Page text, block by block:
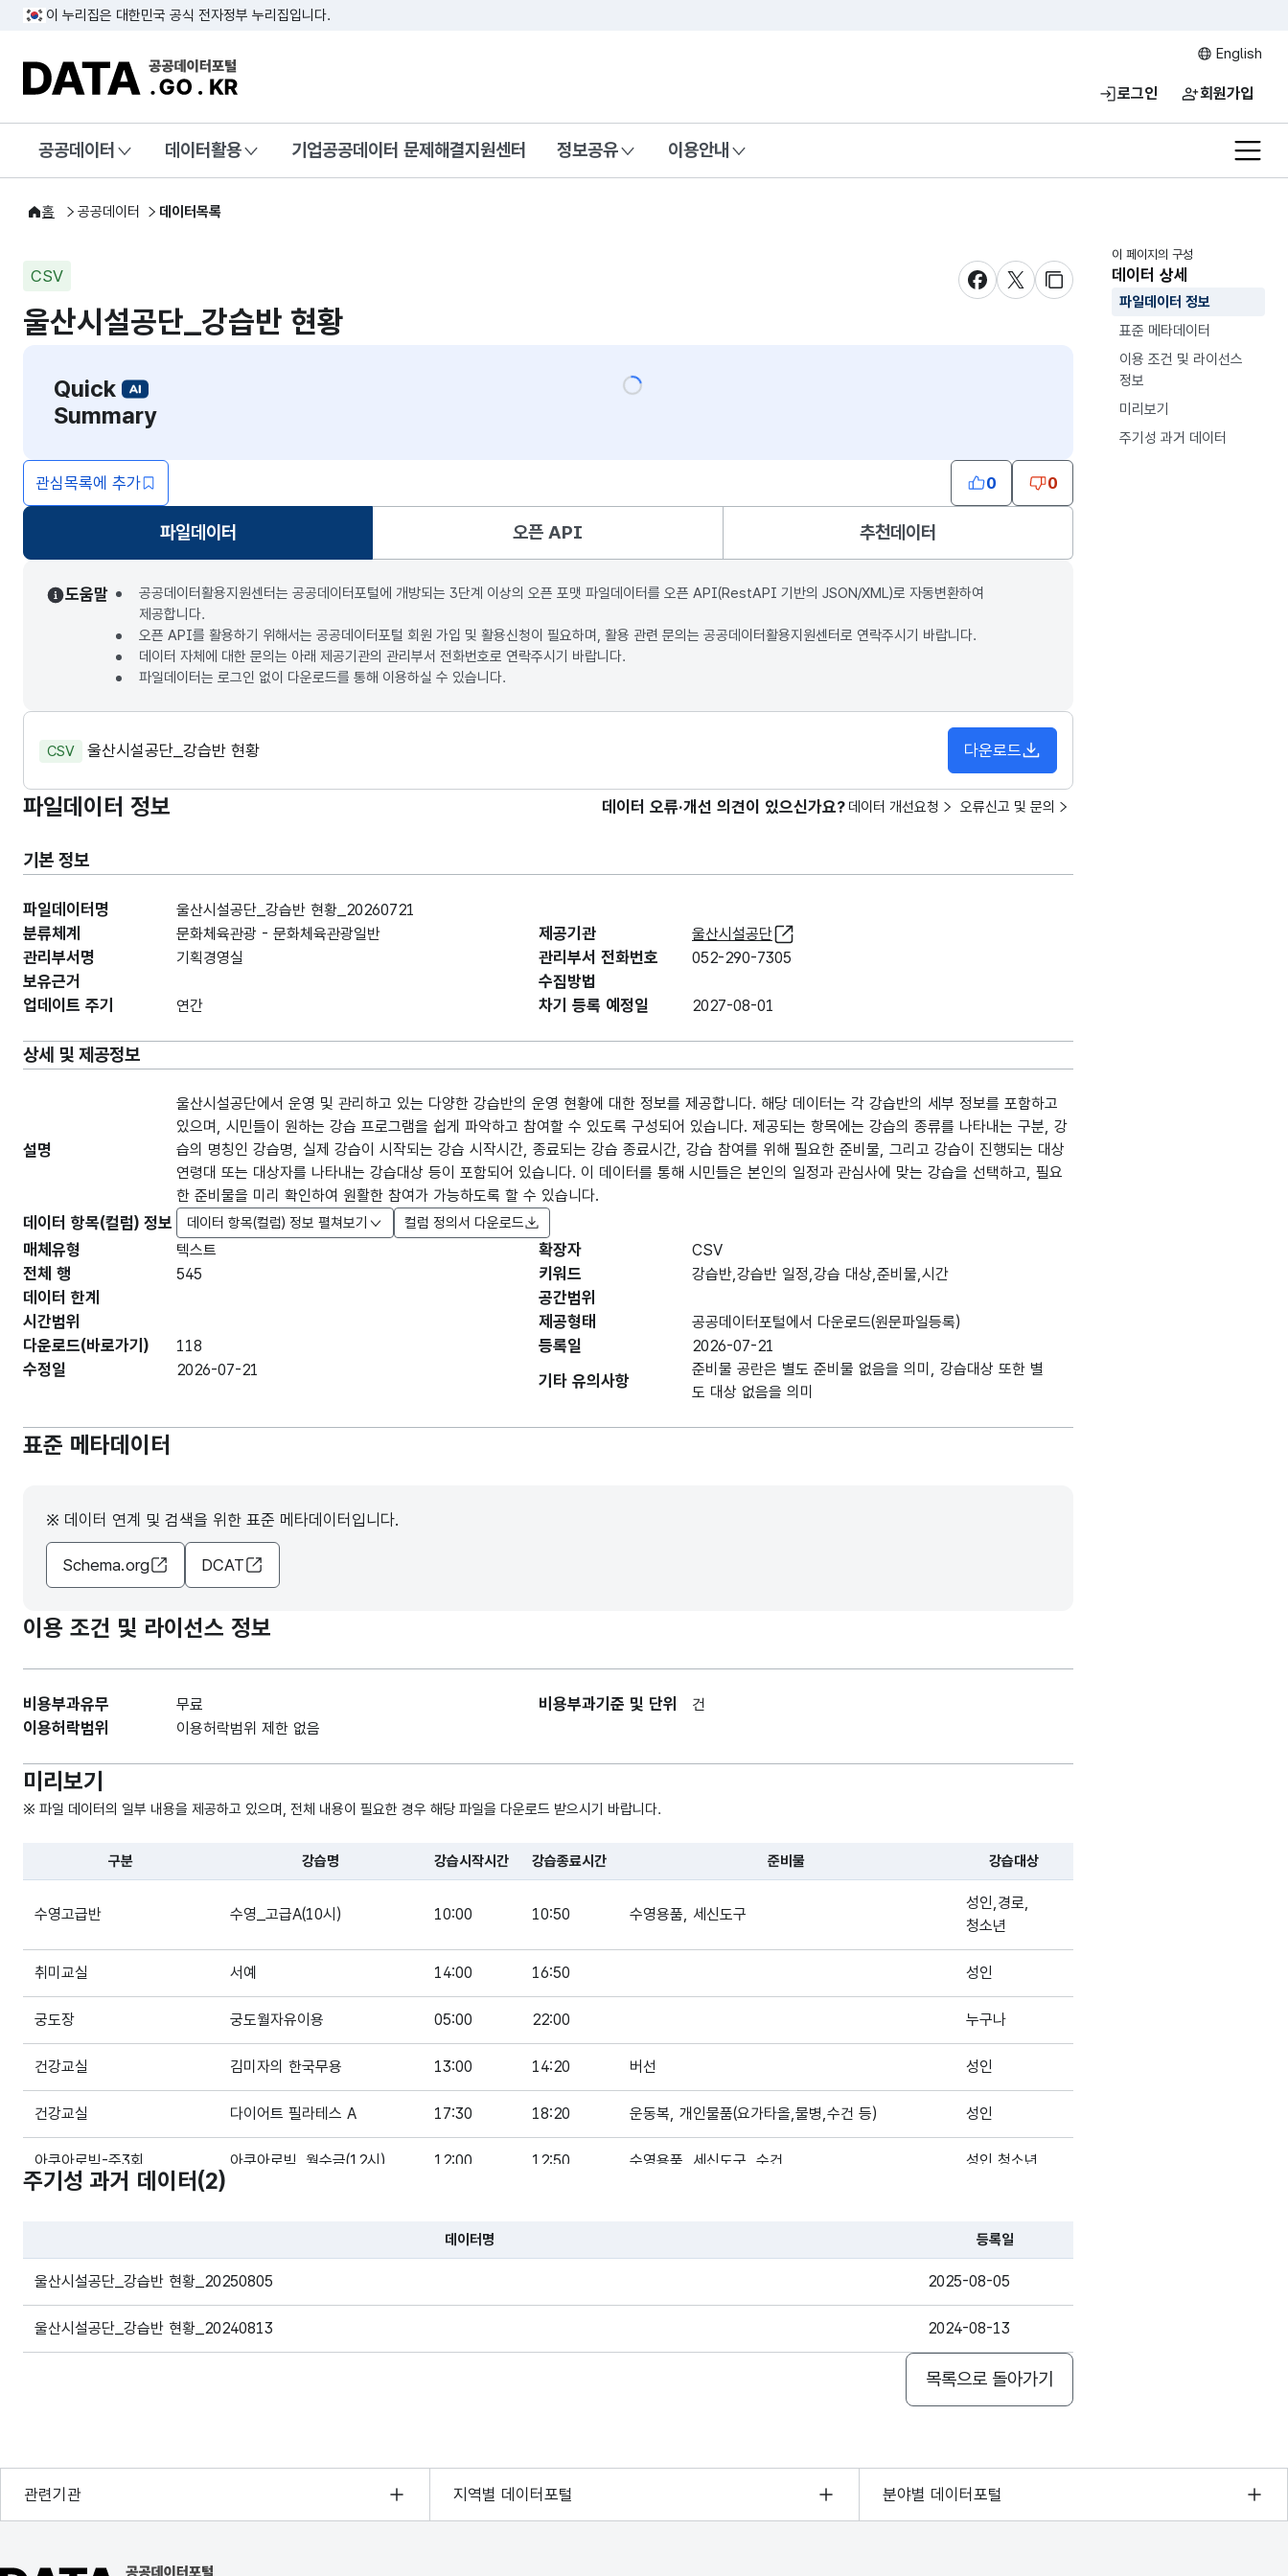
이 누리집은 대한민국 공식 전자정부 누리집입니다.
DATA.GO.KR 공공데이터포털
English
로그인 회원가입
전체
공공데이터 데이터활용 기업공공데이터 문제해결지원센터 정보공유 이용안내
홈 공공데이터 데이터목록
CSV
새창 열림새창 열림새창 열림
울산시설공단_강습반 현황
Quick
Summary
관심목록에 추가 0 0
파일데이터
선택됨
오픈 API 추천데이터
이 페이지의 구성
데이터 상세
파일데이터 정보
표준 메타데이터
이용 조건 및 라이선스
정보
미리보기
주기성 과거 데이터
도움말
공공데이터활용지원센터는 공공데이터포털에 개방되는 3단계 이상의 오픈 포맷 파일데이터를 오픈 API(RestAPI 기반의 JSON/XML)로 자동변환하여
제공합니다.
오픈 API를 활용하기 위해서는 공공데이터포털 회원 가입 및 활용신청이 필요하며, 활용 관련 문의는 공공데이터활용지원센터로 연락주시기 바랍니다.
데이터 자체에 대한 문의는 아래 제공기관의 관리부서 전화번호로 연락주시기 바랍니다.
파일데이터는 로그인 없이 다운로드를 통해 이용하실 수 있습니다.
CSV 울산시설공단_강습반 현황 다운로드
파일데이터 정보 데이터 오류·개선 의견이 있으신가요? 데이터 개선요청 오류신고 및 문의
기본 정보
파일데이터명 울산시설공단_강습반 현황_20260721
분류체계 문화체육관광 - 문화체육관광일반 제공기관 울산시설공단
관리부서명 기획경영실 관리부서 전화번호 052-290-7305
보유근거
수집방법
업데이트 주기
연간 차기 등록 예정일 2027-08-01
상세 및 제공정보
설명
울산시설공단에서 운영 및 관리하고 있는 다양한 강습반의 운영 현황에 대한 정보를 제공합니다. 해당 데이터는 각 강습반의 세부 정보를 포함하고
있으며, 시민들이 원하는 강습 프로그램을 쉽게 파악하고 참여할 수 있도록 구성되어 있습니다. 제공되는 항목에는 강습의 종류를 나타내는 구분, 강
습의 명칭인 강습명, 실제 강습이 시작되는 강습 시작시간, 종료되는 강습 종료시간, 강습 참여를 위해 필요한 준비물, 그리고 강습이 진행되는 대상
연령대 또는 대상자를 나타내는 강습대상 등이 포함되어 있습니다. 이 데이터를 통해 시민들은 본인의 일정과 관심사에 맞는 강습을 선택하고, 필요
한 준비물을 미리 확인하여 원활한 참여가 가능하도록 할 수 있습니다.
데이터 항목(컬럼) 정보 데이터 항목(컬럼) 정보 펼쳐보기 컬럼 정의서 다운로드
데이터 항목 표로 항목명, 항목명(영문명), 항목 설명, 도메인분류, 데이터타입, 최대길이, 표현방식, 단위, 생성
항목명
항목명
(영문명)
구분 구분
가변문자형
강습명
가변문자형
매체유형 텍스트 확장자 CSV
전체 행 545 키워드 강습반,강습반 일정,강습 대상,준비물,시간
데이터 한계
공간범위
시간범위
제공형태 공공데이터포털에서 다운로드(원문파일등록)
다운로드(바로가기) 118 등록일 2026-07-21
수정일 2026-07-21
기타 유의사항
준비물 공란은 별도 준비물 없음을 의미, 강습대상 또한 별
도 대상 없음을 의미
표준 메타데이터
※ 데이터 연계 및 검색을 위한 표준 메타데이터입니다.
Schema.org DCAT
이용 조건 및 라이선스 정보
비용부과유무 무료 비용부과기준 및 단위 건
이용허락범위 이용허락범위 제한 없음
미리보기
※ 파일 데이터의 일부 내용을 제공하고 있으며, 전체 내용이 필요한 경우 해당 파일을 다운로드 받으시기 바랍니다.
구분 강습명 강습시작시간 강습종료시간 준비물 강습대상
수영고급반 수영_고급A(10시) 10:00 10:50 수영용품, 세신도구
성인,경로,
청소년
취미교실 서예 14:00 16:50 성인
궁도장 궁도월자유이용 05:00 22:00 누구나
건강교실 김미자의 한국무용 13:00 14:20 버선 성인
건강교실 다이어트 필라테스 A 17:30 18:20 운동복, 개인물품(요가타올,물병,수건 등) 성인
아쿠아로빅-주3회 아쿠아로빅_월수금(12시) 12:00 12:50 수영용품, 세신도구, 수건 성인,청소년
건강교실 요가&필라테스 A (19시) 19:00 19:50 운동복 착용 성인
건강교실 요가&필라테스 B (20시) 20:00 20:50 운동복 착용 성인
성인,경로,
청소년
건강교실 모닝필라테스 A 10:00 10:50 운동복 성인
주기성 과거 데이터(2)
파일 데이터의 과거 데이터표로 데이터명, 등록일로 구성되어있습니다.
데이터명 등록일
울산시설공단_강습반 현황_20250805 2025-08-05
울산시설공단_강습반 현황_20240813 2024-08-13
목록으로 돌아가기
관련기관
행정안전부
한국지능정보사회진흥원
지역별 데이터포털
서울 열린데이터광장
경기데이터드림
분야별 데이터포털
기상자료개방포털
국토교통부 공간정보오픈플랫폼
공공데이터포털 바로가기